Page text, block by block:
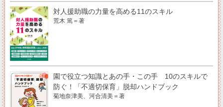
対人援助職の力量を高める11のスキル
荒木 篤＝著
園で役立つ知識とあの手・この手 10のスキルで
防ぐ！「不適切保育」脱却ハンドブック
菊地奈津美、河合清美＝著